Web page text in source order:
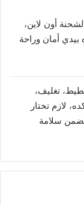
أون لاين،
أمان وراحة
تغليف،
لازم تختار
سلامة